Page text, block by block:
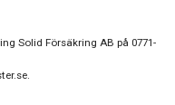
Solid Försäkring AB på 0771-